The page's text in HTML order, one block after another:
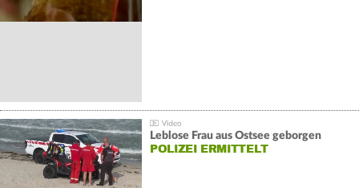
Leblose Frau aus Ostsee geborgen
POLIZEI ERMITTELT